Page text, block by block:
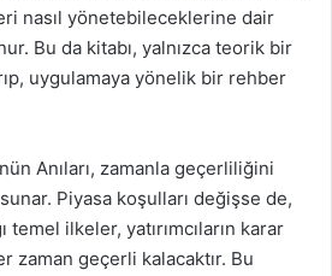
nasıl yönetebileceklerine dair
Bu da kitabı, yalnızca teorik bir
uygulamaya yönelik bir rehber
Anıları, zamanla geçerliliğini
Piyasa koşulları değişse de,
temel ilkeler, yatırımcıların karar
zaman geçerli kalacaktır. Bu